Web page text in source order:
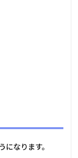
なります。